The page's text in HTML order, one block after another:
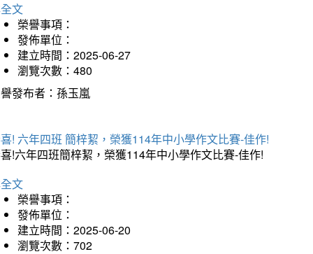
文
榮譽事項：
發佈單位：
建立時間：2025-06-27
瀏覽次數：480
發布者：孫玉嵐
! 六年四班 簡梓絜，榮獲114年中小學作文比賽-佳作!
!六年四班簡梓絜，榮獲114年中小學作文比賽-佳作!
文
榮譽事項：
發佈單位：
建立時間：2025-06-20
瀏覽次數：702